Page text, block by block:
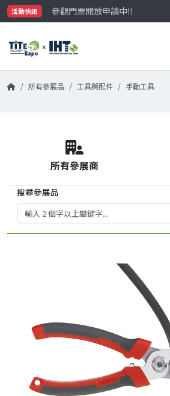
活動快訊
參觀門票開放申請中‼️
最大規模台灣五金展TiTE x
所有參展品 工具與配件 手動工具
所有參展商
搜尋參展品